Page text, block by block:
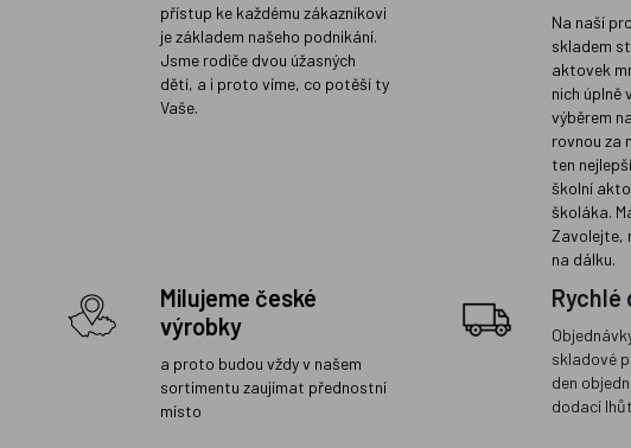
přístup ke každému zákazníkovi
je základem našeho podnikání.
Jsme rodiče dvou úžasných
dětí, a i proto víme, co potěší ty
Vaše.
Na naší
skladem
aktovek
nich úplně
výběrem
rovnou za
ten
školní
školáka.
Zavolejte,
na dálku.
Milujeme české
výrobky
a proto budou vždy v našem
sortimentu zaujímat přednostní
místo
Rychlé
skladové
den
dodací